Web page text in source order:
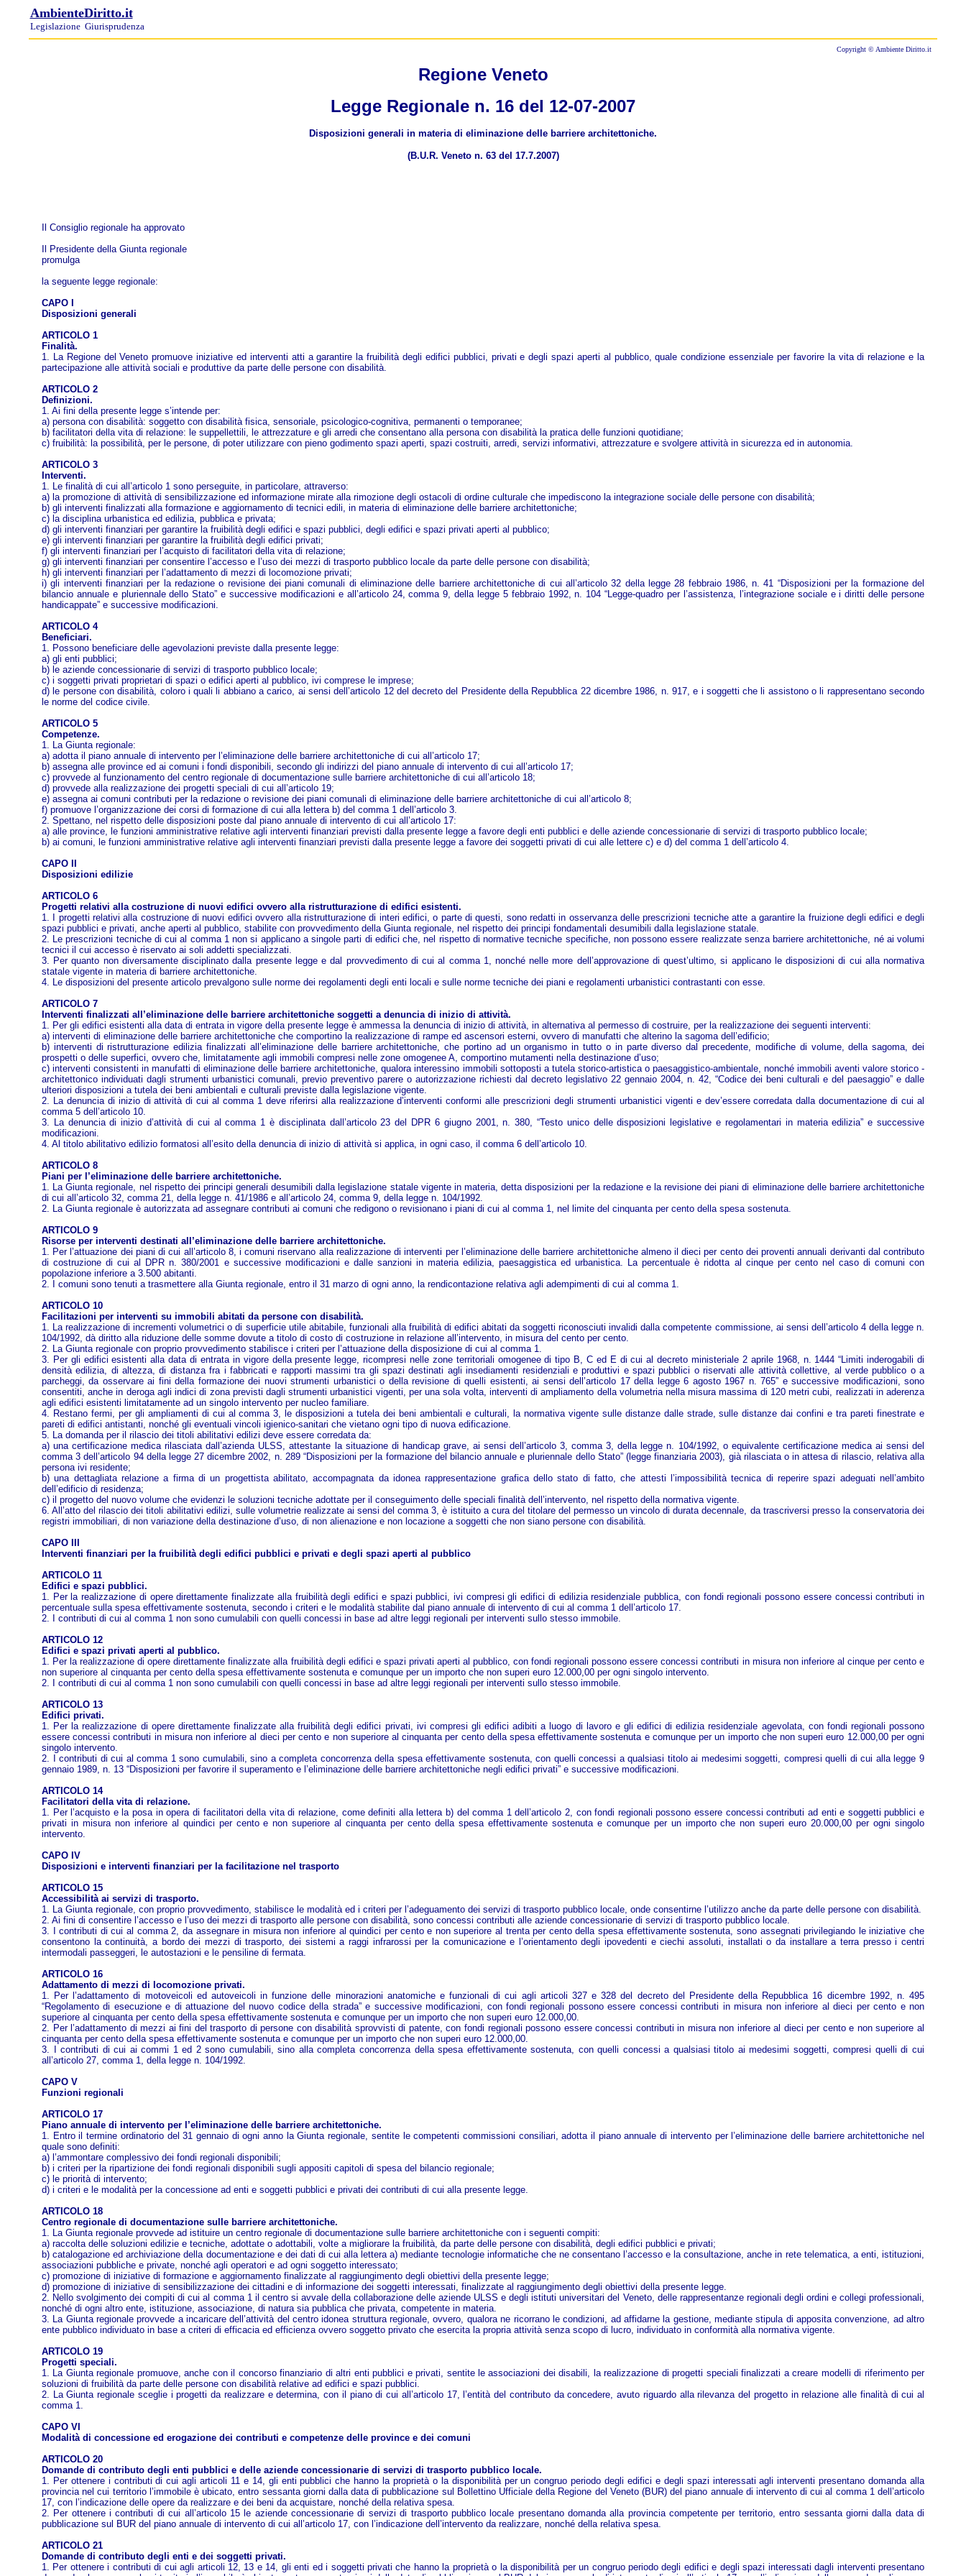
AmbienteDiritto.it
Legislazione Giurisprudenza
Copyright © Ambiente Diritto.it
Regione Veneto
Legge Regionale n. 16 del 12-07-2007
Disposizioni generali in materia di eliminazione delle barriere architettoniche.
(B.U.R. Veneto n. 63 del 17.7.2007)
Il Consiglio regionale ha approvato
Il Presidente della Giunta regionale
promulga
la seguente legge regionale:
CAPO I
Disposizioni generali
ARTICOLO 1
Finalità.
1. La Regione del Veneto promuove iniziative ed interventi atti a garantire la fruibilità degli edifici pubblici, privati e degli spazi aperti al pubblico, quale condizione essenziale per favorire la vita di relazione e la
partecipazione alle attività sociali e produttive da parte delle persone con disabilità.
ARTICOLO 2
Definizioni.
1. Ai fini della presente legge s’intende per:
a) persona con disabilità: soggetto con disabilità fisica, sensoriale, psicologico-cognitiva, permanenti o temporanee;
b) facilitatori della vita di relazione: le suppellettili, le attrezzature e gli arredi che consentano alla persona con disabilità la pratica delle funzioni quotidiane;
c) fruibilità: la possibilità, per le persone, di poter utilizzare con pieno godimento spazi aperti, spazi costruiti, arredi, servizi informativi, attrezzature e svolgere attività in sicurezza ed in autonomia.
ARTICOLO 3
Interventi.
1. Le finalità di cui all’articolo 1 sono perseguite, in particolare, attraverso:
a) la promozione di attività di sensibilizzazione ed informazione mirate alla rimozione degli ostacoli di ordine culturale che impediscono la integrazione sociale delle persone con disabilità;
b) gli interventi finalizzati alla formazione e aggiornamento di tecnici edili, in materia di eliminazione delle barriere architettoniche;
c) la disciplina urbanistica ed edilizia, pubblica e privata;
d) gli interventi finanziari per garantire la fruibilità degli edifici e spazi pubblici, degli edifici e spazi privati aperti al pubblico;
e) gli interventi finanziari per garantire la fruibilità degli edifici privati;
f) gli interventi finanziari per l’acquisto di facilitatori della vita di relazione;
g) gli interventi finanziari per consentire l’accesso e l’uso dei mezzi di trasporto pubblico locale da parte delle persone con disabilità;
h) gli interventi finanziari per l’adattamento di mezzi di locomozione privati;
i) gli interventi finanziari per la redazione o revisione dei piani comunali di eliminazione delle barriere architettoniche di cui all’articolo 32 della legge 28 febbraio 1986, n. 41 “Disposizioni per la formazione del
bilancio annuale e pluriennale dello Stato” e successive modificazioni e all’articolo 24, comma 9, della legge 5 febbraio 1992, n. 104 “Legge-quadro per l’assistenza, l’integrazione sociale e i diritti delle persone
handicappate” e successive modificazioni.
ARTICOLO 4
Beneficiari.
1. Possono beneficiare delle agevolazioni previste dalla presente legge:
a) gli enti pubblici;
b) le aziende concessionarie di servizi di trasporto pubblico locale;
c) i soggetti privati proprietari di spazi o edifici aperti al pubblico, ivi comprese le imprese;
d) le persone con disabilità, coloro i quali li abbiano a carico, ai sensi dell’articolo 12 del decreto del Presidente della Repubblica 22 dicembre 1986, n. 917, e i soggetti che li assistono o li rappresentano secondo
le norme del codice civile.
ARTICOLO 5
Competenze.
1. La Giunta regionale:
a) adotta il piano annuale di intervento per l’eliminazione delle barriere architettoniche di cui all’articolo 17;
b) assegna alle province ed ai comuni i fondi disponibili, secondo gli indirizzi del piano annuale di intervento di cui all’articolo 17;
c) provvede al funzionamento del centro regionale di documentazione sulle barriere architettoniche di cui all’articolo 18;
d) provvede alla realizzazione dei progetti speciali di cui all’articolo 19;
e) assegna ai comuni contributi per la redazione o revisione dei piani comunali di eliminazione delle barriere architettoniche di cui all’articolo 8;
f) promuove l’organizzazione dei corsi di formazione di cui alla lettera b) del comma 1 dell’articolo 3.
2. Spettano, nel rispetto delle disposizioni poste dal piano annuale di intervento di cui all’articolo 17:
a) alle province, le funzioni amministrative relative agli interventi finanziari previsti dalla presente legge a favore degli enti pubblici e delle aziende concessionarie di servizi di trasporto pubblico locale;
b) ai comuni, le funzioni amministrative relative agli interventi finanziari previsti dalla presente legge a favore dei soggetti privati di cui alle lettere c) e d) del comma 1 dell’articolo 4.
CAPO II
Disposizioni edilizie
ARTICOLO 6
Progetti relativi alla costruzione di nuovi edifici ovvero alla ristrutturazione di edifici esistenti.
1. I progetti relativi alla costruzione di nuovi edifici ovvero alla ristrutturazione di interi edifici, o parte di questi, sono redatti in osservanza delle prescrizioni tecniche atte a garantire la fruizione degli edifici e degli
spazi pubblici e privati, anche aperti al pubblico, stabilite con provvedimento della Giunta regionale, nel rispetto dei principi fondamentali desumibili dalla legislazione statale.
2. Le prescrizioni tecniche di cui al comma 1 non si applicano a singole parti di edifici che, nel rispetto di normative tecniche specifiche, non possono essere realizzate senza barriere architettoniche, né ai volumi
tecnici il cui accesso è riservato ai soli addetti specializzati.
3. Per quanto non diversamente disciplinato dalla presente legge e dal provvedimento di cui al comma 1, nonché nelle more dell’approvazione di quest’ultimo, si applicano le disposizioni di cui alla normativa
statale vigente in materia di barriere architettoniche.
4. Le disposizioni del presente articolo prevalgono sulle norme dei regolamenti degli enti locali e sulle norme tecniche dei piani e regolamenti urbanistici contrastanti con esse.
ARTICOLO 7
Interventi finalizzati all’eliminazione delle barriere architettoniche soggetti a denuncia di inizio di attività.
1. Per gli edifici esistenti alla data di entrata in vigore della presente legge è ammessa la denuncia di inizio di attività, in alternativa al permesso di costruire, per la realizzazione dei seguenti interventi:
a) interventi di eliminazione delle barriere architettoniche che comportino la realizzazione di rampe ed ascensori esterni, ovvero di manufatti che alterino la sagoma dell’edificio;
b) interventi di ristrutturazione edilizia finalizzati all’eliminazione delle barriere architettoniche, che portino ad un organismo in tutto o in parte diverso dal precedente, modifiche di volume, della sagoma, dei
prospetti o delle superfici, ovvero che, limitatamente agli immobili compresi nelle zone omogenee A, comportino mutamenti nella destinazione d’uso;
c) interventi consistenti in manufatti di eliminazione delle barriere architettoniche, qualora interessino immobili sottoposti a tutela storico-artistica o paesaggistico-ambientale, nonché immobili aventi valore storico -
architettonico individuati dagli strumenti urbanistici comunali, previo preventivo parere o autorizzazione richiesti dal decreto legislativo 22 gennaio 2004, n. 42, “Codice dei beni culturali e del paesaggio” e dalle
ulteriori disposizioni a tutela dei beni ambientali e culturali previste dalla legislazione vigente.
2. La denuncia di inizio di attività di cui al comma 1 deve riferirsi alla realizzazione d’interventi conformi alle prescrizioni degli strumenti urbanistici vigenti e dev’essere corredata dalla documentazione di cui al
comma 5 dell’articolo 10.
3. La denuncia di inizio d’attività di cui al comma 1 è disciplinata dall’articolo 23 del DPR 6 giugno 2001, n. 380, “Testo unico delle disposizioni legislative e regolamentari in materia edilizia” e successive
modificazioni.
4. Al titolo abilitativo edilizio formatosi all’esito della denuncia di inizio di attività si applica, in ogni caso, il comma 6 dell’articolo 10.
ARTICOLO 8
Piani per l’eliminazione delle barriere architettoniche.
1. La Giunta regionale, nel rispetto dei principi generali desumibili dalla legislazione statale vigente in materia, detta disposizioni per la redazione e la revisione dei piani di eliminazione delle barriere architettoniche
di cui all’articolo 32, comma 21, della legge n. 41/1986 e all’articolo 24, comma 9, della legge n. 104/1992.
2. La Giunta regionale è autorizzata ad assegnare contributi ai comuni che redigono o revisionano i piani di cui al comma 1, nel limite del cinquanta per cento della spesa sostenuta.
ARTICOLO 9
Risorse per interventi destinati all’eliminazione delle barriere architettoniche.
1. Per l’attuazione dei piani di cui all’articolo 8, i comuni riservano alla realizzazione di interventi per l’eliminazione delle barriere architettoniche almeno il dieci per cento dei proventi annuali derivanti dal contributo
di costruzione di cui al DPR n. 380/2001 e successive modificazioni e dalle sanzioni in materia edilizia, paesaggistica ed urbanistica. La percentuale è ridotta al cinque per cento nel caso di comuni con
popolazione inferiore a 3.500 abitanti.
2. I comuni sono tenuti a trasmettere alla Giunta regionale, entro il 31 marzo di ogni anno, la rendicontazione relativa agli adempimenti di cui al comma 1.
ARTICOLO 10
Facilitazioni per interventi su immobili abitati da persone con disabilità.
1. La realizzazione di incrementi volumetrici o di superficie utile abitabile, funzionali alla fruibilità di edifici abitati da soggetti riconosciuti invalidi dalla competente commissione, ai sensi dell’articolo 4 della legge n.
104/1992, dà diritto alla riduzione delle somme dovute a titolo di costo di costruzione in relazione all’intervento, in misura del cento per cento.
2. La Giunta regionale con proprio provvedimento stabilisce i criteri per l’attuazione della disposizione di cui al comma 1.
3. Per gli edifici esistenti alla data di entrata in vigore della presente legge, ricompresi nelle zone territoriali omogenee di tipo B, C ed E di cui al decreto ministeriale 2 aprile 1968, n. 1444 “Limiti inderogabili di
densità edilizia, di altezza, di distanza fra i fabbricati e rapporti massimi tra gli spazi destinati agli insediamenti residenziali e produttivi e spazi pubblici o riservati alle attività collettive, al verde pubblico o a
parcheggi, da osservare ai fini della formazione dei nuovi strumenti urbanistici o della revisione di quelli esistenti, ai sensi dell’articolo 17 della legge 6 agosto 1967 n. 765” e successive modificazioni, sono
consentiti, anche in deroga agli indici di zona previsti dagli strumenti urbanistici vigenti, per una sola volta, interventi di ampliamento della volumetria nella misura massima di 120 metri cubi, realizzati in aderenza
agli edifici esistenti limitatamente ad un singolo intervento per nucleo familiare.
4. Restano fermi, per gli ampliamenti di cui al comma 3, le disposizioni a tutela dei beni ambientali e culturali, la normativa vigente sulle distanze dalle strade, sulle distanze dai confini e tra pareti finestrate e
pareti di edifici antistanti, nonché gli eventuali vincoli igienico-sanitari che vietano ogni tipo di nuova edificazione.
5. La domanda per il rilascio dei titoli abilitativi edilizi deve essere corredata da:
a) una certificazione medica rilasciata dall’azienda ULSS, attestante la situazione di handicap grave, ai sensi dell’articolo 3, comma 3, della legge n. 104/1992, o equivalente certificazione medica ai sensi del
comma 3 dell’articolo 94 della legge 27 dicembre 2002, n. 289 “Disposizioni per la formazione del bilancio annuale e pluriennale dello Stato” (legge finanziaria 2003), già rilasciata o in attesa di rilascio, relativa alla
persona ivi residente;
b) una dettagliata relazione a firma di un progettista abilitato, accompagnata da idonea rappresentazione grafica dello stato di fatto, che attesti l’impossibilità tecnica di reperire spazi adeguati nell’ambito
dell’edificio di residenza;
c) il progetto del nuovo volume che evidenzi le soluzioni tecniche adottate per il conseguimento delle speciali finalità dell’intervento, nel rispetto della normativa vigente.
6. All’atto del rilascio dei titoli abilitativi edilizi, sulle volumetrie realizzate ai sensi del comma 3, è istituito a cura del titolare del permesso un vincolo di durata decennale, da trascriversi presso la conservatoria dei
registri immobiliari, di non variazione della destinazione d’uso, di non alienazione e non locazione a soggetti che non siano persone con disabilità.
CAPO III
Interventi finanziari per la fruibilità degli edifici pubblici e privati e degli spazi aperti al pubblico
ARTICOLO 11
Edifici e spazi pubblici.
1. Per la realizzazione di opere direttamente finalizzate alla fruibilità degli edifici e spazi pubblici, ivi compresi gli edifici di edilizia residenziale pubblica, con fondi regionali possono essere concessi contributi in
percentuale sulla spesa effettivamente sostenuta, secondo i criteri e le modalità stabilite dal piano annuale di intervento di cui al comma 1 dell’articolo 17.
2. I contributi di cui al comma 1 non sono cumulabili con quelli concessi in base ad altre leggi regionali per interventi sullo stesso immobile.
ARTICOLO 12
Edifici e spazi privati aperti al pubblico.
1. Per la realizzazione di opere direttamente finalizzate alla fruibilità degli edifici e spazi privati aperti al pubblico, con fondi regionali possono essere concessi contributi in misura non inferiore al cinque per cento e
non superiore al cinquanta per cento della spesa effettivamente sostenuta e comunque per un importo che non superi euro 12.000,00 per ogni singolo intervento.
2. I contributi di cui al comma 1 non sono cumulabili con quelli concessi in base ad altre leggi regionali per interventi sullo stesso immobile.
ARTICOLO 13
Edifici privati.
1. Per la realizzazione di opere direttamente finalizzate alla fruibilità degli edifici privati, ivi compresi gli edifici adibiti a luogo di lavoro e gli edifici di edilizia residenziale agevolata, con fondi regionali possono
essere concessi contributi in misura non inferiore al dieci per cento e non superiore al cinquanta per cento della spesa effettivamente sostenuta e comunque per un importo che non superi euro 12.000,00 per ogni
singolo intervento.
2. I contributi di cui al comma 1 sono cumulabili, sino a completa concorrenza della spesa effettivamente sostenuta, con quelli concessi a qualsiasi titolo ai medesimi soggetti, compresi quelli di cui alla legge 9
gennaio 1989, n. 13 “Disposizioni per favorire il superamento e l’eliminazione delle barriere architettoniche negli edifici privati” e successive modificazioni.
ARTICOLO 14
Facilitatori della vita di relazione.
1. Per l’acquisto e la posa in opera di facilitatori della vita di relazione, come definiti alla lettera b) del comma 1 dell’articolo 2, con fondi regionali possono essere concessi contributi ad enti e soggetti pubblici e
privati in misura non inferiore al quindici per cento e non superiore al cinquanta per cento della spesa effettivamente sostenuta e comunque per un importo che non superi euro 20.000,00 per ogni singolo
intervento.
CAPO IV
Disposizioni e interventi finanziari per la facilitazione nel trasporto
ARTICOLO 15
Accessibilità ai servizi di trasporto.
1. La Giunta regionale, con proprio provvedimento, stabilisce le modalità ed i criteri per l’adeguamento dei servizi di trasporto pubblico locale, onde consentirne l’utilizzo anche da parte delle persone con disabilità.
2. Ai fini di consentire l’accesso e l’uso dei mezzi di trasporto alle persone con disabilità, sono concessi contributi alle aziende concessionarie di servizi di trasporto pubblico locale.
3. I contributi di cui al comma 2, da assegnare in misura non inferiore al quindici per cento e non superiore al trenta per cento della spesa effettivamente sostenuta, sono assegnati privilegiando le iniziative che
consentono la continuità, a bordo dei mezzi di trasporto, dei sistemi a raggi infrarossi per la comunicazione e l’orientamento degli ipovedenti e ciechi assoluti, installati o da installare a terra presso i centri
intermodali passeggeri, le autostazioni e le pensiline di fermata.
ARTICOLO 16
Adattamento di mezzi di locomozione privati.
1. Per l’adattamento di motoveicoli ed autoveicoli in funzione delle minorazioni anatomiche e funzionali di cui agli articoli 327 e 328 del decreto del Presidente della Repubblica 16 dicembre 1992, n. 495
“Regolamento di esecuzione e di attuazione del nuovo codice della strada” e successive modificazioni, con fondi regionali possono essere concessi contributi in misura non inferiore al dieci per cento e non
superiore al cinquanta per cento della spesa effettivamente sostenuta e comunque per un importo che non superi euro 12.000,00.
2. Per l’adattamento di mezzi ai fini del trasporto di persone con disabilità sprovvisti di patente, con fondi regionali possono essere concessi contributi in misura non inferiore al dieci per cento e non superiore al
cinquanta per cento della spesa effettivamente sostenuta e comunque per un importo che non superi euro 12.000,00.
3. I contributi di cui ai commi 1 ed 2 sono cumulabili, sino alla completa concorrenza della spesa effettivamente sostenuta, con quelli concessi a qualsiasi titolo ai medesimi soggetti, compresi quelli di cui
all’articolo 27, comma 1, della legge n. 104/1992.
CAPO V
Funzioni regionali
ARTICOLO 17
Piano annuale di intervento per l’eliminazione delle barriere architettoniche.
1. Entro il termine ordinatorio del 31 gennaio di ogni anno la Giunta regionale, sentite le competenti commissioni consiliari, adotta il piano annuale di intervento per l’eliminazione delle barriere architettoniche nel
quale sono definiti:
a) l’ammontare complessivo dei fondi regionali disponibili;
b) i criteri per la ripartizione dei fondi regionali disponibili sugli appositi capitoli di spesa del bilancio regionale;
c) le priorità di intervento;
d) i criteri e le modalità per la concessione ad enti e soggetti pubblici e privati dei contributi di cui alla presente legge.
ARTICOLO 18
Centro regionale di documentazione sulle barriere architettoniche.
1. La Giunta regionale provvede ad istituire un centro regionale di documentazione sulle barriere architettoniche con i seguenti compiti:
a) raccolta delle soluzioni edilizie e tecniche, adottate o adottabili, volte a migliorare la fruibilità, da parte delle persone con disabilità, degli edifici pubblici e privati;
b) catalogazione ed archiviazione della documentazione e dei dati di cui alla lettera a) mediante tecnologie informatiche che ne consentano l’accesso e la consultazione, anche in rete telematica, a enti, istituzioni,
associazioni pubbliche e private, nonché agli operatori e ad ogni soggetto interessato;
c) promozione di iniziative di formazione e aggiornamento finalizzate al raggiungimento degli obiettivi della presente legge;
d) promozione di iniziative di sensibilizzazione dei cittadini e di informazione dei soggetti interessati, finalizzate al raggiungimento degli obiettivi della presente legge.
2. Nello svolgimento dei compiti di cui al comma 1 il centro si avvale della collaborazione delle aziende ULSS e degli istituti universitari del Veneto, delle rappresentanze regionali degli ordini e collegi professionali,
nonché di ogni altro ente, istituzione, associazione, di natura sia pubblica che privata, competente in materia.
3. La Giunta regionale provvede a incaricare dell’attività del centro idonea struttura regionale, ovvero, qualora ne ricorrano le condizioni, ad affidarne la gestione, mediante stipula di apposita convenzione, ad altro
ente pubblico individuato in base a criteri di efficacia ed efficienza ovvero soggetto privato che esercita la propria attività senza scopo di lucro, individuato in conformità alla normativa vigente.
ARTICOLO 19
Progetti speciali.
1. La Giunta regionale promuove, anche con il concorso finanziario di altri enti pubblici e privati, sentite le associazioni dei disabili, la realizzazione di progetti speciali finalizzati a creare modelli di riferimento per
soluzioni di fruibilità da parte delle persone con disabilità relative ad edifici e spazi pubblici.
2. La Giunta regionale sceglie i progetti da realizzare e determina, con il piano di cui all’articolo 17, l’entità del contributo da concedere, avuto riguardo alla rilevanza del progetto in relazione alle finalità di cui al
comma 1.
CAPO VI
Modalità di concessione ed erogazione dei contributi e competenze delle province e dei comuni
ARTICOLO 20
Domande di contributo degli enti pubblici e delle aziende concessionarie di servizi di trasporto pubblico locale.
1. Per ottenere i contributi di cui agli articoli 11 e 14, gli enti pubblici che hanno la proprietà o la disponibilità per un congruo periodo degli edifici e degli spazi interessati agli interventi presentano domanda alla
provincia nel cui territorio l’immobile è ubicato, entro sessanta giorni dalla data di pubblicazione sul Bollettino Ufficiale della Regione del Veneto (BUR) del piano annuale di intervento di cui al comma 1 dell’articolo
17, con l’indicazione delle opere da realizzare e dei beni da acquistare, nonché della relativa spesa.
2. Per ottenere i contributi di cui all’articolo 15 le aziende concessionarie di servizi di trasporto pubblico locale presentano domanda alla provincia competente per territorio, entro sessanta giorni dalla data di
pubblicazione sul BUR del piano annuale di intervento di cui all’articolo 17, con l’indicazione dell’intervento da realizzare, nonché della relativa spesa.
ARTICOLO 21
Domande di contributo degli enti e dei soggetti privati.
1. Per ottenere i contributi di cui agli articoli 12, 13 e 14, gli enti ed i soggetti privati che hanno la proprietà o la disponibilità per un congruo periodo degli edifici e degli spazi interessati dagli interventi presentano